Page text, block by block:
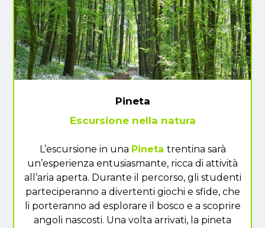
Pineta
Escursione nella natura
L’escursione in una Pineta trentina sarà
un’esperienza entusiasmante, ricca di attività
all’aria aperta. Durante il percorso, gli studenti
parteciperanno a divertenti giochi e sfide, che
li porteranno ad esplorare il bosco e a scoprire
angoli nascosti. Una volta arrivati, la pineta